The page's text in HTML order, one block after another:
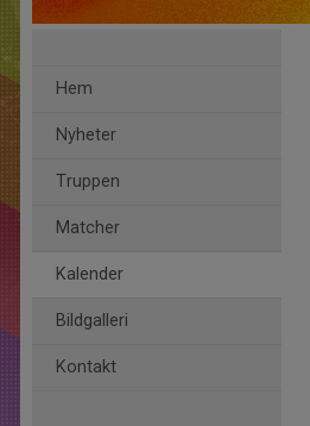
Hem
Nyheter
Truppen
Matcher
Kalender
Bildgalleri
Kontakt